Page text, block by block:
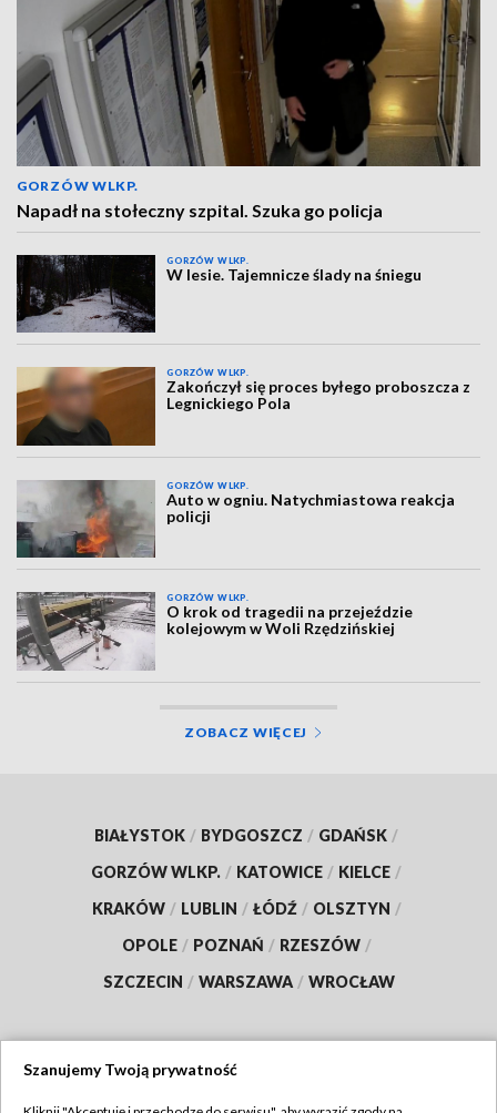
GORZÓW WLKP.
Napadł na stołeczny szpital. Szuka go policja
GORZÓW WLKP.
W lesie. Tajemnicze ślady na śniegu
GORZÓW WLKP.
Zakończył się proces byłego proboszcza z
Legnickiego Pola
GORZÓW WLKP.
Auto w ogniu. Natychmiastowa reakcja
policji
GORZÓW WLKP.
O krok od tragedii na przejeździe
kolejowym w Woli Rzędzińskiej
ZOBACZ WIĘCEJ
BIAŁYSTOK / BYDGOSZCZ / GDAŃSK /
GORZÓW WLKP. / KATOWICE / KIELCE /
KRAKÓW / LUBLIN / ŁÓDŹ / OLSZTYN /
OPOLE / POZNAŃ / RZESZÓW /
SZCZECIN / WARSZAWA / WROCŁAW
Szanujemy Twoją prywatność